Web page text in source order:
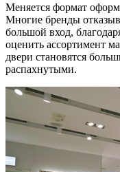
Меняется формат
Многие бренды
большой вход,
оценить ассортимент
двери становятся
распахнутыми.